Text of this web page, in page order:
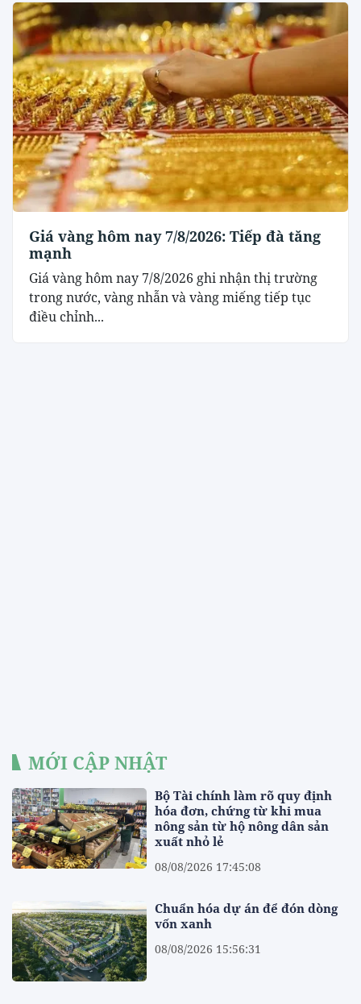
Giá vàng hôm nay 7/8/2026: Tiếp đà tăng
mạnh
Giá vàng hôm nay 7/8/2026 ghi nhận thị trường
trong nước, vàng nhẫn và vàng miếng tiếp tục
điều chỉnh...
MỚI CẬP NHẬT
Bộ Tài chính làm rõ quy định
hóa đơn, chứng từ khi mua
nông sản từ hộ nông dân sản
xuất nhỏ lẻ
08/08/2026 17:45:08
Chuẩn hóa dự án để đón dòng
vốn xanh
08/08/2026 15:56:31